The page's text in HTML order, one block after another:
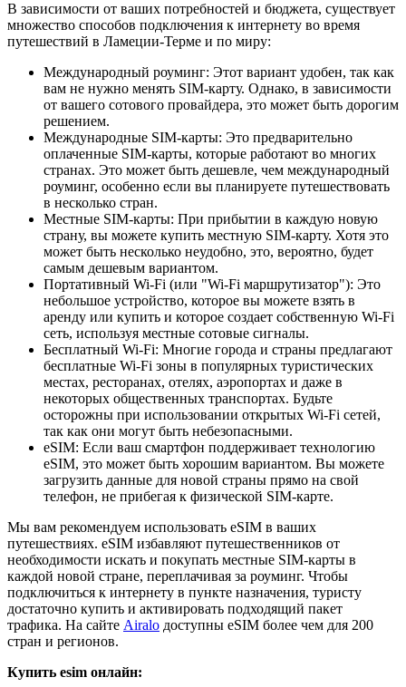
В зависимости от ваших потребностей и бюджета, существует
множество способов подключения к интернету во время
путешествий в Ламеции-Терме и по миру:
Международный роуминг: Этот вариант удобен, так как
вам не нужно менять SIM-карту. Однако, в зависимости
от вашего сотового провайдера, это может быть дорогим
решением.
Международные SIM-карты: Это предварительно
оплаченные SIM-карты, которые работают во многих
странах. Это может быть дешевле, чем международный
роуминг, особенно если вы планируете путешествовать
в несколько стран.
Местные SIM-карты: При прибытии в каждую новую
страну, вы можете купить местную SIM-карту. Хотя это
может быть несколько неудобно, это, вероятно, будет
самым дешевым вариантом.
Портативный Wi-Fi (или "Wi-Fi маршрутизатор"): Это
небольшое устройство, которое вы можете взять в
аренду или купить и которое создает собственную Wi-Fi
сеть, используя местные сотовые сигналы.
Бесплатный Wi-Fi: Многие города и страны предлагают
бесплатные Wi-Fi зоны в популярных туристических
местах, ресторанах, отелях, аэропортах и даже в
некоторых общественных транспортах. Будьте
осторожны при использовании открытых Wi-Fi сетей,
так как они могут быть небезопасными.
eSIM: Если ваш смартфон поддерживает технологию
eSIM, это может быть хорошим вариантом. Вы можете
загрузить данные для новой страны прямо на свой
телефон, не прибегая к физической SIM-карте.
Мы вам рекомендуем использовать eSIM в ваших
путешествиях. eSIM избавляют путешественников от
необходимости искать и покупать местные SIM-карты в
каждой новой стране, переплачивая за роуминг. Чтобы
подключиться к интернету в пункте назначения, туристу
достаточно купить и активировать подходящий пакет
трафика. На сайте Airalo доступны eSIM более чем для 200
стран и регионов.
Купить esim онлайн: